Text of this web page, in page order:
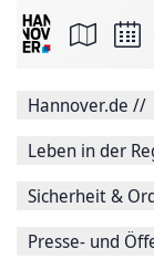
Seite
Facebook
teilen
Seitenlink
Seite
Hannover.de //
Leben in der
Sicherheit &
Presse- und